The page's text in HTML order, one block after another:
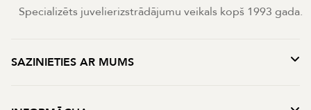
Specializēts juvelierizstrādājumu veikals kopš 1993 gada.
SAZINIETIES AR MUMS